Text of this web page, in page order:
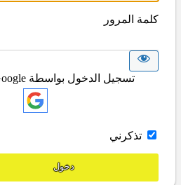
كلمة المرور
تسجيل الدخول بواسطة Google
تذكرني